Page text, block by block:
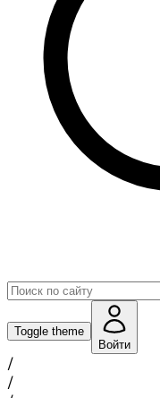
Toggle theme
Войти
/
/